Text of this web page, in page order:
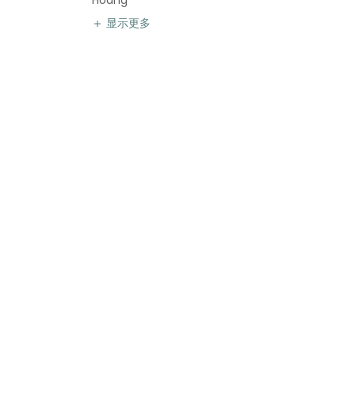
显示更多